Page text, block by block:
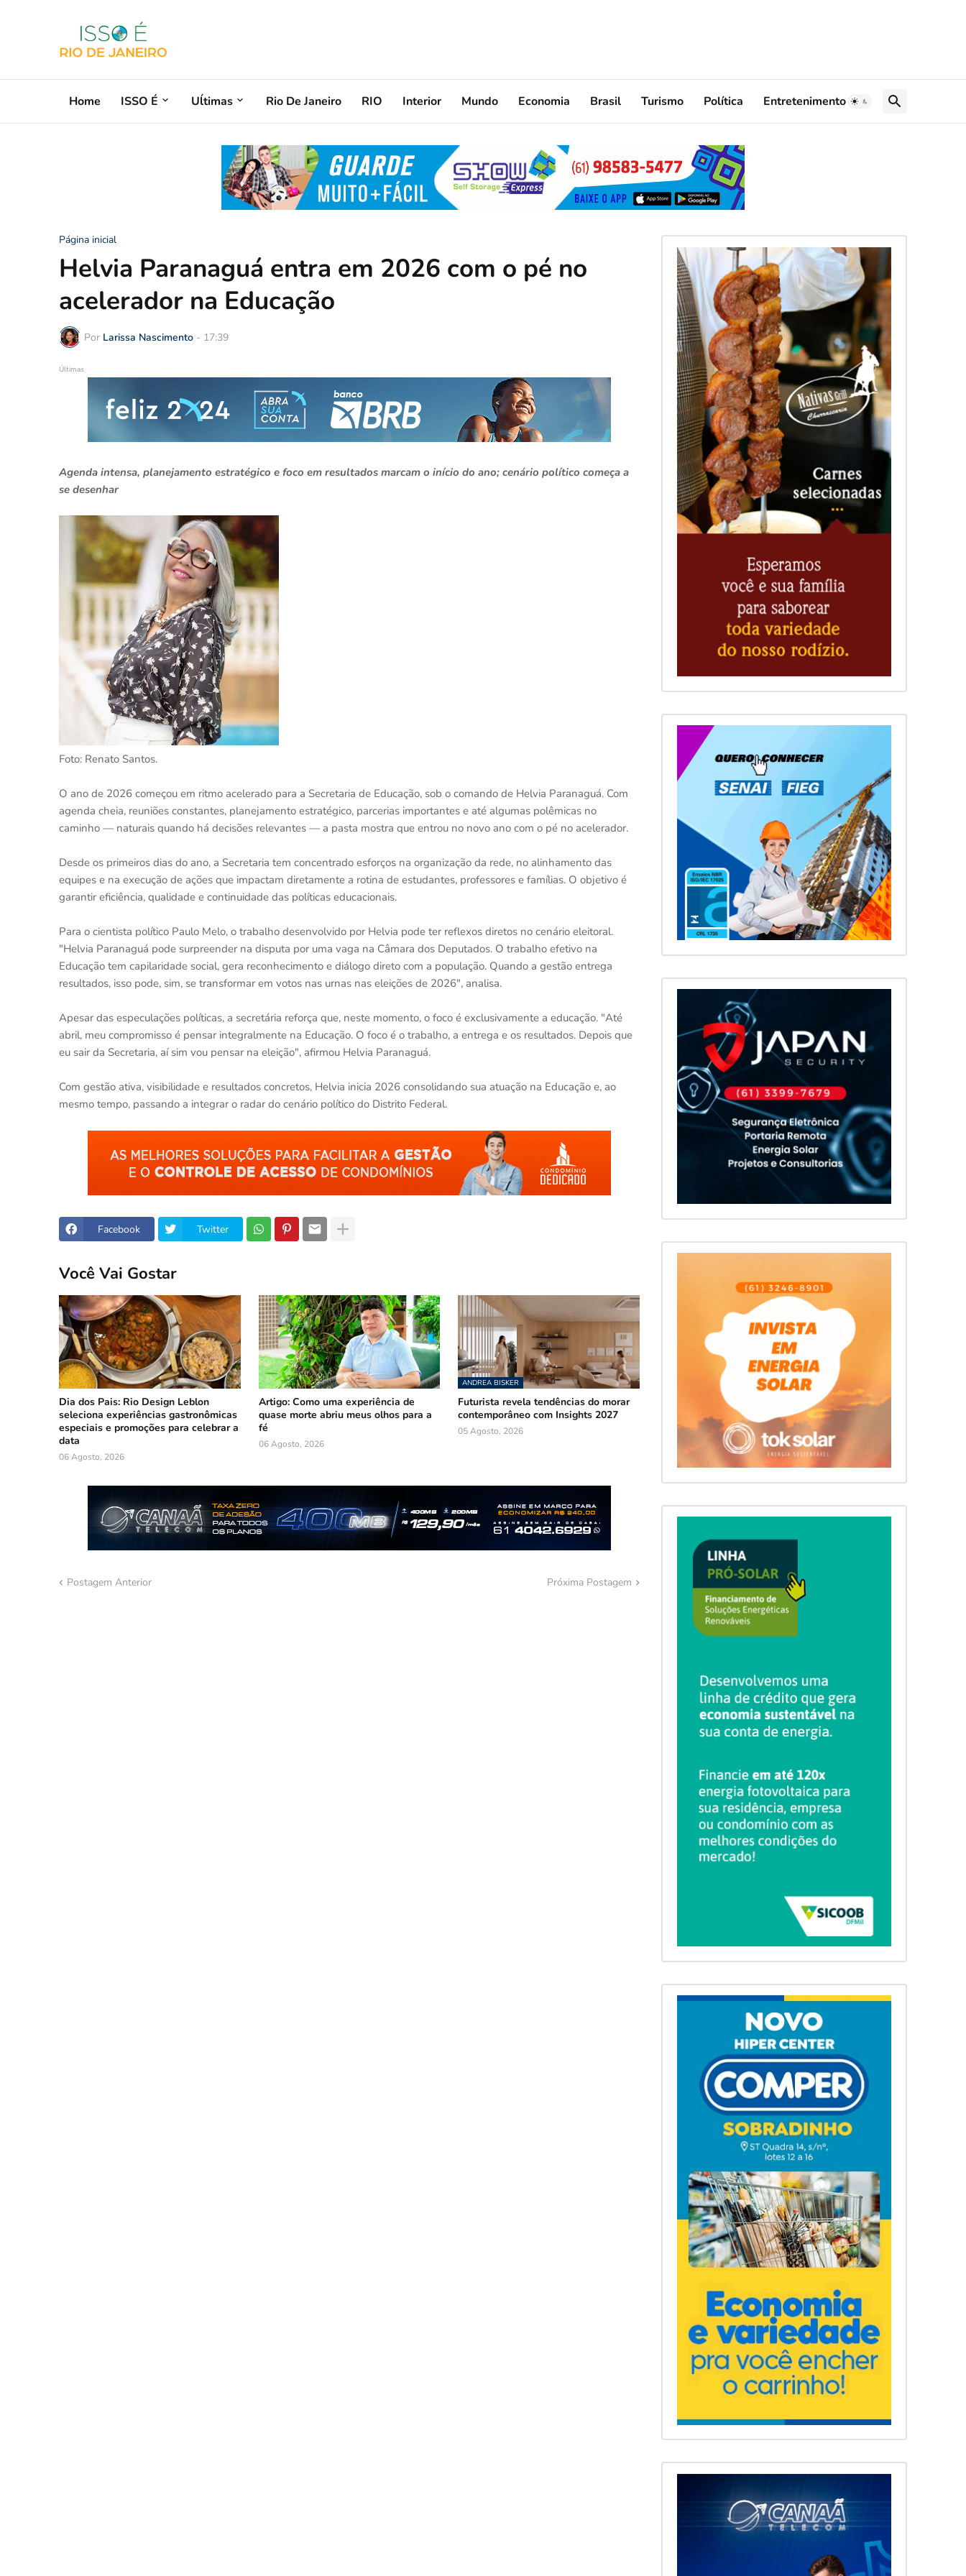
Home ISSO É Uĺtimas Rio De Janeiro RIO Interior Mundo Economia Brasil Turismo Política Entretenimento
Página inicial
Helvia Paranaguá entra em 2026 com o pé no
acelerador na Educação
Por Larissa Nascimento - 17:39
Últimas
Agenda intensa, planejamento estratégico e foco em resultados marcam o início do ano; cenário político começa a
se desenhar
Foto: Renato Santos.
O ano de 2026 começou em ritmo acelerado para a Secretaria de Educação, sob o comando de Helvia Paranaguá. Com
agenda cheia, reuniões constantes, planejamento estratégico, parcerias importantes e até algumas polêmicas no
caminho — naturais quando há decisões relevantes — a pasta mostra que entrou no novo ano com o pé no acelerador.
Desde os primeiros dias do ano, a Secretaria tem concentrado esforços na organização da rede, no alinhamento das
equipes e na execução de ações que impactam diretamente a rotina de estudantes, professores e famílias. O objetivo é
garantir eficiência, qualidade e continuidade das políticas educacionais.
Para o cientista político Paulo Melo, o trabalho desenvolvido por Helvia pode ter reflexos diretos no cenário eleitoral.
"Helvia Paranaguá pode surpreender na disputa por uma vaga na Câmara dos Deputados. O trabalho efetivo na
Educação tem capilaridade social, gera reconhecimento e diálogo direto com a população. Quando a gestão entrega
resultados, isso pode, sim, se transformar em votos nas urnas nas eleições de 2026", analisa.
Apesar das especulações políticas, a secretária reforça que, neste momento, o foco é exclusivamente a educação. "Até
abril, meu compromisso é pensar integralmente na Educação. O foco é o trabalho, a entrega e os resultados. Depois que
eu sair da Secretaria, aí sim vou pensar na eleição", afirmou Helvia Paranaguá.
Com gestão ativa, visibilidade e resultados concretos, Helvia inicia 2026 consolidando sua atuação na Educação e, ao
mesmo tempo, passando a integrar o radar do cenário político do Distrito Federal.
Facebook Twitter
Você Vai Gostar
Dia dos Pais: Rio Design Leblon
seleciona experiências gastronômicas
especiais e promoções para celebrar a
data
06 Agosto, 2026
Artigo: Como uma experiência de
quase morte abriu meus olhos para a
fé
06 Agosto, 2026
ANDREA BISKER
Futurista revela tendências do morar
contemporâneo com Insights 2027
05 Agosto, 2026
Postagem Anterior Próxima Postagem